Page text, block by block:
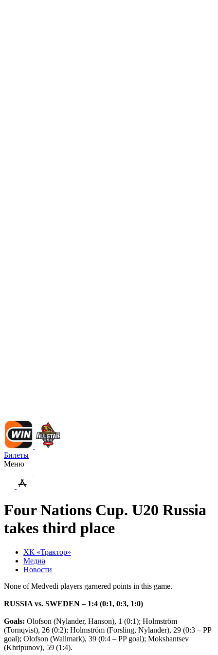
Билеты
Меню
Four Nations Cup. U20 Russia
takes third place
ХК «Трактор»
Медиа
Новости
None of Medvedi players garnered points in this game.
RUSSIA vs. SWEDEN – 1:4 (0:1, 0:3, 1:0)
Goals: Olofson (Nylander, Hanson), 1 (0:1); Holmström
(Tornqvist), 26 (0:2); Holmström (Forsling, Nylander), 29 (0:3 – PP
goal); Olofson (Wallmark), 39 (0:4 – PP goal); Mokshantsev
(Khripunov), 59 (1:4).